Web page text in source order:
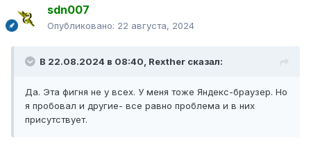
sdn007
Опубликовано: 22 августа, 2024
В 22.08.2024 в 08:40, Rexther сказал:
Да. Эта фигня не у всех. У меня тоже Яндекс-браузер. Но
я пробовал и другие- все равно проблема и в них
присутствует.